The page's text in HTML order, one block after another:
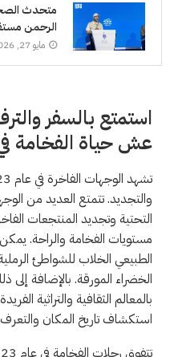
متحدث
الرحمن
مايو 27, 2026
استمتع بالسفر
عش حياة الفخامة
والتجديد. تتمتع العديد من
التحتية وتجديد المنتجعات
مستويات الفخامة والراحة.
الطبيعي الخلاب للشواطئ
الخضراء المورقة. بالإضافة إلى
بالمعالم الثقافية والتراثية
استكشاف تاريخ المكان